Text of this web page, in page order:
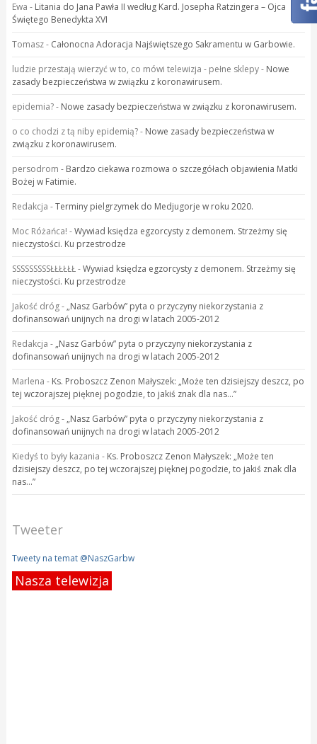
Ewa - Litania do Jana Pawła II według Kard. Josepha Ratzingera – Ojca
Świętego Benedykta XVI
Tomasz- Całonocna Adoracja Najświętszego Sakramentu w Garbowie.
ludzie przestają wierzyć w to, co mówi telewizja - pełne sklepy- Nowe
zasady bezpieczeństwa w związku z koronawirusem.
epidemia?- Nowe zasady bezpieczeństwa w związku z koronawirusem.
o co chodzi z tą niby epidemią?- Nowe zasady bezpieczeństwa w
związku z koronawirusem.
persodrom - Bardzo ciekawa rozmowa o szczegółach objawienia Matki
Bożej w Fatimie.
Redakcja -Terminy pielgrzymek do Medjugorje w roku 2020.
Moc Różańca! -Wywiad księdza egzorcysty z demonem. Strzeżmy się
nieczystości. Ku przestrodze
SSSSSSSSSŁŁŁŁŁŁ-Wywiad księdza egzorcysty z demonem. Strzeżmy się
nieczystości. Ku przestrodze
Jakość dróg- „Nasz Garbów” pyta o przyczyny niekorzystania z
dofinansowań unijnych na drogi w latach 2005-2012
Redakcja - „Nasz Garbów” pyta o przyczyny niekorzystania z
dofinansowań unijnych na drogi w latach 2005-2012
Marlena - Ks. Proboszcz Zenon Małyszek: „Może ten dzisiejszy deszcz, po
tej wczorajszej pięknej pogodzie, to jakiś znak dla nas…”
Jakość dróg- „Nasz Garbów” pyta o przyczyny niekorzystania z
dofinansowań unijnych na drogi w latach 2005-2012
Kiedyś to były kazania - Ks. Proboszcz Zenon Małyszek: „Może ten
dzisiejszy deszcz, po tej wczorajszej pięknej pogodzie, to jakiś znak dla
nas…”
Tweeter
Tweety na temat @NaszGarbw
Nasza telewizja